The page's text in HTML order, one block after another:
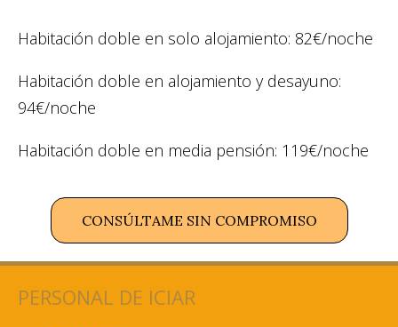
Habitación doble en solo alojamiento: 82€/noche
Habitación doble en alojamiento y desayuno:
94€/noche
Habitación doble en media pensión: 119€/noche
CONSÚLTAME SIN COMPROMISO
PERSONAL DE ICIAR